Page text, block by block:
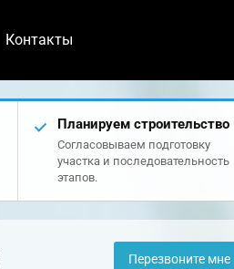
Контакты
Планируем строительство
Согласовываем подготовку
участка и последовательность
этапов.
Перезвоните мне